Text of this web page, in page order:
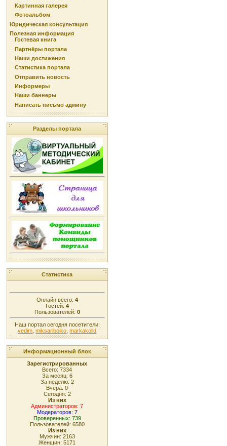
Картинная галерея
Фотоальбом
Юридическая консультация
Полезная информация
Гостевая книга
Партнёры портала
Наши достижения
Статистика портала
Отправить новость
Информеры
Наши баннеры
Написать письмо админу
Разделы портала
Статистика
Онлайн всего: 4
Гостей: 4
Пользователей: 0
Наш портал сегодня посетители:
vedim ,miksariboiko ,markakolld
Информационный блок
Зарегистрированных
Всего: 7334
За месяц: 6
За неделю: 2
Вчера: 0
Сегодня: 2
Из них
Администраторов: 7
Модераторов: 7
Проверенных: 739
Пользователей: 6580
Из них
Мужчин: 2163
Женщин: 5171